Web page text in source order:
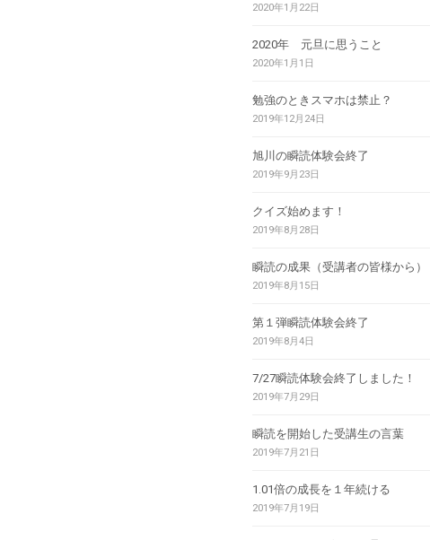
2020年1月22日
2020年 元旦に思うこと
2020年1月1日
勉強のときスマホは禁止？
2019年12月24日
旭川の瞬読体験会終了
2019年9月23日
クイズ始めます！
2019年8月28日
瞬読の成果（受講者の皆様から）
2019年8月15日
第１弾瞬読体験会終了
2019年8月4日
7/27瞬読体験会終了しました！
2019年7月29日
瞬読を開始した受講生の言葉
2019年7月21日
1.01倍の成長を１年続ける
2019年7月19日